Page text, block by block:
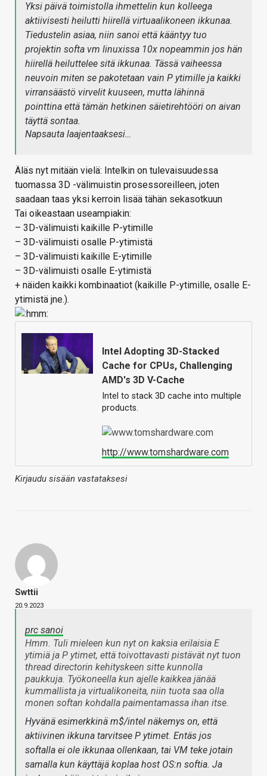
Yksi päivä toimistolla ihmettelin kun kolleega
aktiivisesti heilutti hiirellä virtuaalikoneen ikkunaa.
Tiedustelin asiaa, niin sanoi että kääntyy tuo
projektin softa vm linuxissa 10x nopeammin jos hän
hiirellä heiluttelee sitä ikkunaa. Tässä vaiheessa
neuvoin miten se pakotetaan vain P ytimille ja kaikki
virransäästö virvelit kuuseen, mutta lähinnä
pointtina että tämän hetkinen säietirehtööri on aivan
täyttä sontaa.
Napsauta laajentaaksesi…
Äläs nyt mitään vielä: Intelkin on tulevaisuudessa
tuomassa 3D -välimuistin prosessoreilleen, joten
saadaan taas yksi kerroin lisää tähän sekasotkuun
Tai oikeastaan useampiakin:
– 3D-välimuisti kaikille P-ytimille
– 3D-välimuisti osalle P-ytimistä
– 3D-välimuisti kaikille E-ytimille
– 3D-välimuisti osalle E-ytimistä
+ näiden kaikki kombinaatiot (kaikille P-ytimille, osalle E-
ytimistä jne.).
Intel Adopting 3D-Stacked
Cache for CPUs, Challenging
AMD's 3D V-Cache
Intel to stack 3D cache into multiple
products.
http://www.tomshardware.com
Kirjaudu sisään vastataksesi
Swttii
20.9.2023
prc sanoi
Hmm. Tuli mieleen kun nyt on kaksia erilaisia E
ytimiä ja P ytimet, että toivottavasti pistävät nyt tuon
thread directorin kehityskeen sitte kunnolla
paukkuja. Työkoneella kun ajelle kaikkea jänää
kummallista ja virtualikoneita, niin tuota saa olla
monen softan kohdalla paimentamassa ihan itse.
Hyvänä esimerkkinä m$/intel näkemys on, että
aktiivinen ikkuna tarvitsee P ytimet. Entäs jos
softalla ei ole ikkunaa ollenkaan, tai VM teke jotain
samalla kun käyttäjä koplaa host OS:n softia. Ja